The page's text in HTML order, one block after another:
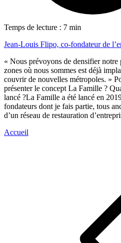
Temps de lecture : 7 min
Jean-Louis Flipo, co-fondateur de
« Nous prévoyons de densifier notre
zones où nous sommes est déjà
couvrir de nouvelles métropoles. »
présenter le concept La Famille ?
lancé ?La Famille a été lancé en
fondateurs dont je fais partie, tous
d’un réseau de restauration
Accueil